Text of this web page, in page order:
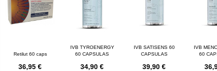
Retilut 60 caps
36,95 €
IVB TYROENERGY
60 CAPSULAS
34,90 €
IVB SATISENS 60
CAPSULAS
39,90 €
IVB
60